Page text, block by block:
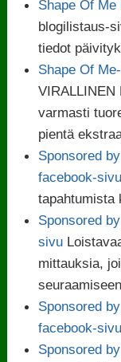
Shape Of
blogilistaus-
tiedot
Shape Of
VIRALLINEN
varmasti
pientä
Sponsored
facebook-sivu
tapahtumista
Sponsored
sivu
mittauksia,
Sponsored
facebook-sivu
Sponsored